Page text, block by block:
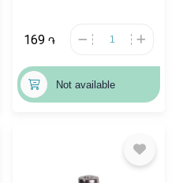
169 ֏
Not available